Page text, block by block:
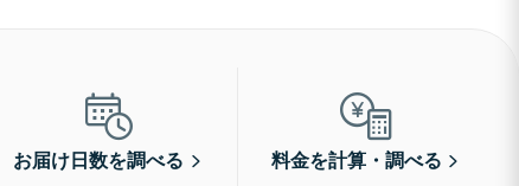
お届け日数を調べる 料金を計算・調べる